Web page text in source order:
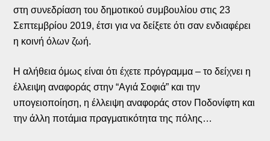
στη συνεδρίαση του δημοτικού συμβουλίου στις 23
Σεπτεμβρίου 2019, έτσι για να δείξετε ότι σαν ενδιαφέρει
η κοινή όλων ζωή.
Η αλήθεια όμως είναι ότι έχετε πρόγραμμα – το δείχνει η
έλλειψη αναφοράς στην “Αγιά Σοφιά” και την
υπογειοποίηση, η έλλειψη αναφοράς στον Ποδονίφτη και
την άλλη ποτάμια πραγματικότητα της πόλης…